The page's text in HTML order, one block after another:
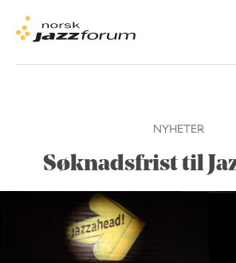
NYHETER
Søknadsfrist til